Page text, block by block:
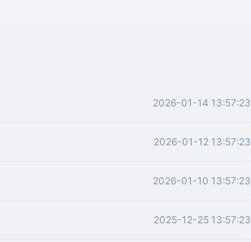
2026-01-14 13:57:23
2026-01-12 13:57:23
2026-01-10 13:57:23
2025-12-25 13:57:23